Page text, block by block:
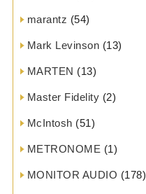
marantz (54)
Mark Levinson (13)
MARTEN (13)
Master Fidelity (2)
McIntosh (51)
METRONOME (1)
MONITOR AUDIO (178)